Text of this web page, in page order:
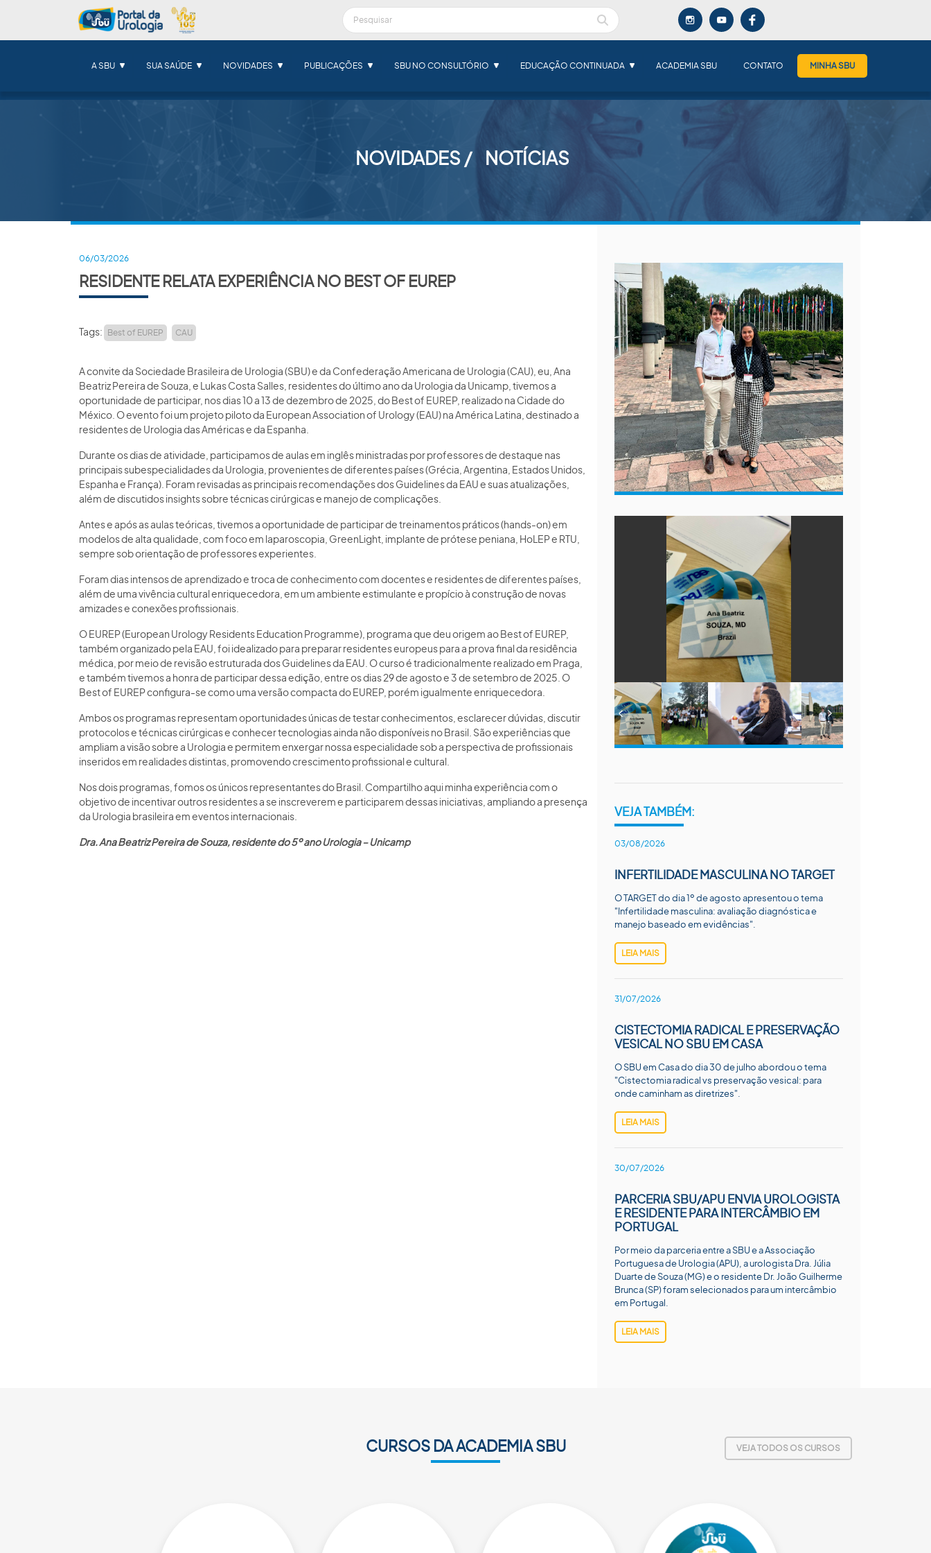
A SBU SUA SAÚDE NOVIDADES PUBLICAÇÕES SBU NO CONSULTÓRIO EDUCAÇÃO CONTINUADA ACADEMIA SBU CONTATO MINHA SBU
NOVIDADES NOTÍCIAS
06/03/2026
RESIDENTE RELATA EXPERIÊNCIA NO BEST OF EUREP
Tags: Best of EUREP CAU
A convite da Sociedade Brasileira de Urologia (SBU) e da Confederação Americana de Urologia (CAU), eu, Ana
Beatriz Pereira de Souza, e Lukas Costa Salles, residentes do último ano da Urologia da Unicamp, tivemos a
oportunidade de participar, nos dias 10 a 13 de dezembro de 2025, do Best of EUREP, realizado na Cidade do
México. O evento foi um projeto piloto da European Association of Urology (EAU) na América Latina, destinado a
residentes de Urologia das Américas e da Espanha.
Durante os dias de atividade, participamos de aulas em inglês ministradas por professores de destaque nas
principais subespecialidades da Urologia, provenientes de diferentes países (Grécia, Argentina, Estados Unidos,
Espanha e França). Foram revisadas as principais recomendações dos Guidelines da EAU e suas atualizações,
além de discutidos insights sobre técnicas cirúrgicas e manejo de complicações.
Antes e após as aulas teóricas, tivemos a oportunidade de participar de treinamentos práticos (hands-on) em
modelos de alta qualidade, com foco em laparoscopia, GreenLight, implante de prótese peniana, HoLEP e RTU,
sempre sob orientação de professores experientes.
Foram dias intensos de aprendizado e troca de conhecimento com docentes e residentes de diferentes países,
além de uma vivência cultural enriquecedora, em um ambiente estimulante e propício à construção de novas
amizades e conexões profissionais.
O EUREP (European Urology Residents Education Programme), programa que deu origem ao Best of EUREP,
também organizado pela EAU, foi idealizado para preparar residentes europeus para a prova final da residência
médica, por meio de revisão estruturada dos Guidelines da EAU. O curso é tradicionalmente realizado em Praga,
e também tivemos a honra de participar dessa edição, entre os dias 29 de agosto e 3 de setembro de 2025. O
Best of EUREP configura-se como uma versão compacta do EUREP, porém igualmente enriquecedora.
Ambos os programas representam oportunidades únicas de testar conhecimentos, esclarecer dúvidas, discutir
protocolos e técnicas cirúrgicas e conhecer tecnologias ainda não disponíveis no Brasil. São experiências que
ampliam a visão sobre a Urologia e permitem enxergar nossa especialidade sob a perspectiva de profissionais
inseridos em realidades distintas, promovendo crescimento profissional e cultural.
Nos dois programas, fomos os únicos representantes do Brasil. Compartilho aqui minha experiência com o
objetivo de incentivar outros residentes a se inscreverem e participarem dessas iniciativas, ampliando a presença
da Urologia brasileira em eventos internacionais.
Dra. Ana Beatriz Pereira de Souza, residente do 5º ano Urologia – Unicamp
VEJA TAMBÉM:
03/08/2026
INFERTILIDADE MASCULINA NO TARGET
O TARGET do dia 1º de agosto apresentou o tema
"Infertilidade masculina: avaliação diagnóstica e
manejo baseado em evidências".
LEIA MAIS
31/07/2026
CISTECTOMIA RADICAL E PRESERVAÇÃO
VESICAL NO SBU EM CASA
O SBU em Casa do dia 30 de julho abordou o tema
"Cistectomia radical vs preservação vesical: para
onde caminham as diretrizes".
LEIA MAIS
30/07/2026
PARCERIA SBU/APU ENVIA UROLOGISTA
E RESIDENTE PARA INTERCÂMBIO EM
PORTUGAL
Por meio da parceria entre a SBU e a Associação
Portuguesa de Urologia (APU), a urologista Dra. Júlia
Duarte de Souza (MG) e o residente Dr. João Guilherme
Brunca (SP) foram selecionados para um intercâmbio
em Portugal.
LEIA MAIS
CURSOS DA ACADEMIA SBU VEJA TODOS OS CURSOS